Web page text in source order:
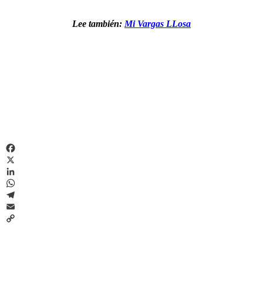
Lee también: Mi Vargas LLosa
Facebook
X
LinkedIn
WhatsApp
Telegram
Email